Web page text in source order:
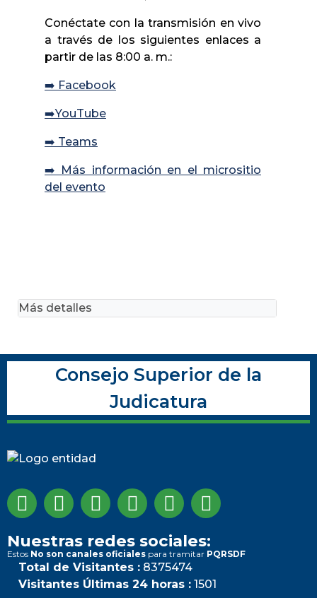
Conéctate con la transmisión en vivo
a través de los siguientes enlaces a
partir de las 8:00 a. m.:
➡️ Facebook
➡️YouTube
➡️ Teams
➡️ Más información en el micrositio
del evento
Más detalles
Consejo Superior de la
Judicatura
Nuestras redes sociales:
Estos No son canales oficiales para tramitar PQRSDF
Total de Visitantes : 8375474
Visitantes Últimas 24 horas : 1501